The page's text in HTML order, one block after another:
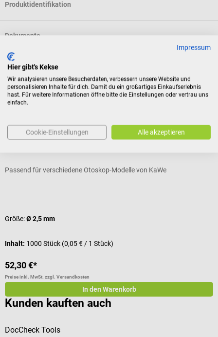
Produktidentifikation
Dokumente
Bewertungen
Zubehör
Passend für verschiedene Otoskop-Modelle von KaWe
Größe:Ø 2,5 mm
Inhalt: 1000 Stück (0,05 € / 1 Stück)
52,30 €*
Preise inkl. MwSt. zzgl. Versandkosten
In den Warenkorb
Kunden kauften auch
DocCheck Tools
Impressum
Hier gibt's Kekse
Wir analysieren unsere Besucherdaten, verbessern unsere Website und
personalisieren Inhalte für dich. Damit du ein großartiges Einkaufserlebnis
hast. Für weitere Informationen öffne bitte die Einstellungen oder vertrau uns
einfach.
Cookie-Einstellungen Alle akzeptieren